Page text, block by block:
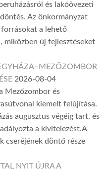
és lakóövezeti
Az önkormányzat
forrásokat a lehető
miközben új fejlesztéseket
2026-08-04
Mezőzombor és
kiemelt felújítása.
augusztus végéig tart, és
a kivitelezést.A
cseréjének döntő része
NYIT ÚJRA A